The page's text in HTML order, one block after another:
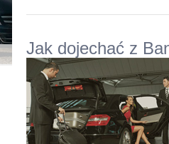
Jak dojechać z